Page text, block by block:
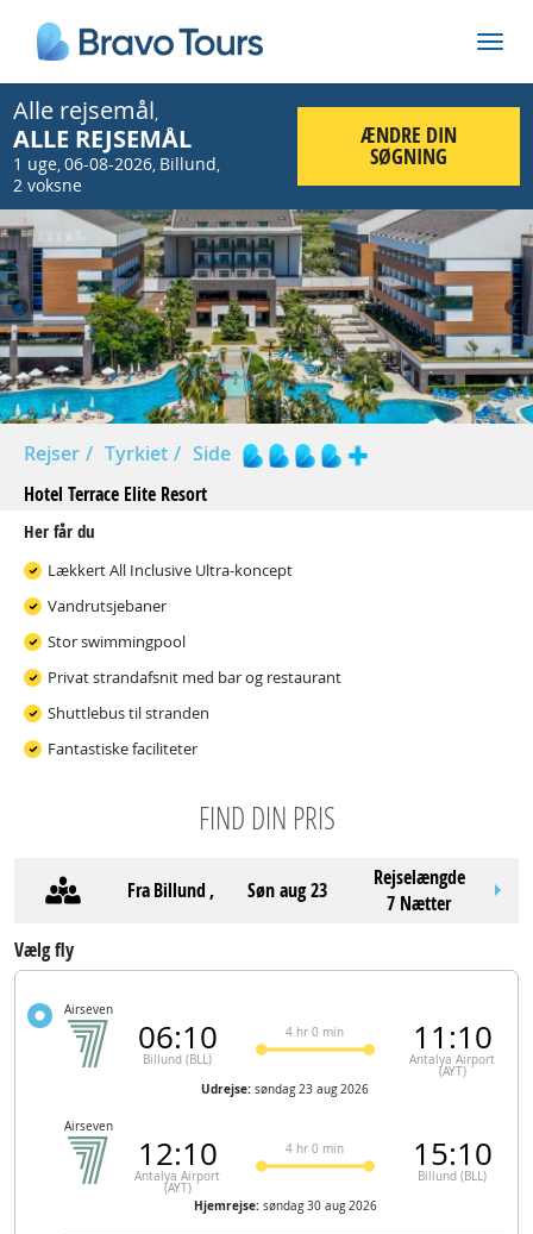
Alle rejsemål,
ALLE REJSEMÅL
1 uge,06-08-2026, Billund,
2 voksne
ÆNDRE DIN
SØGNING
Prev
Rejser Tyrkiet
Side
Hotel Terrace Elite Resort
Her får du
Lækkert All Inclusive Ultra-koncept
Vandrutsjebaner
Stor swimmingpool
Privat strandafsnit med bar og restaurant
Shuttlebus til stranden
Fantastiske faciliteter
FIND DIN PRIS
FraBillund, søn aug 23
Rejselængde
7 Nætter
Vælg fly
Airseven
06:10
Billund (BLL)
4 hr 0 min 11:10
Antalya Airport
(AYT)
Udrejse: søndag 23 aug 2026
Airseven
12:10
Antalya Airport
(AYT)
4 hr 0 min 15:10
Billund (BLL)
Hjemrejse: søndag 30 aug 2026